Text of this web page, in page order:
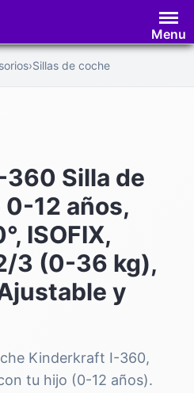
Menu
›Sillas de coche
Silla de
12 años,
ISOFIX,
3 (0-36 kg),
y
Kinderkraft I-360,
tu hijo (0-12 años).